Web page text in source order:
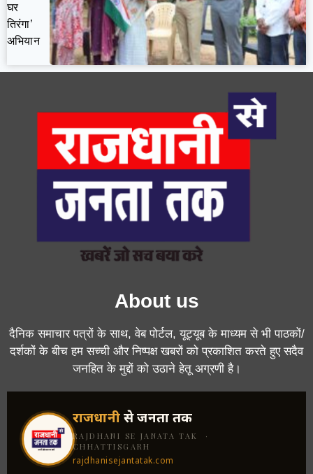
घर
तिरंगा’
अभियान
About us
दैनिक समाचार पत्रों के साथ, वेब पोर्टल, यूट्यूब के माध्यम से भी पाठकों/
दर्शकों के बीच हम सच्ची और निष्पक्ष खबरों को प्रकाशित करते हुए सदैव
जनहित के मुद्दों को उठाने हेतू अग्रणी है।
राजधानीसे जनता तक
RAJDHANI SE JANATA TAK ·
CHHATTISGARH
rajdhanisejantatak.com